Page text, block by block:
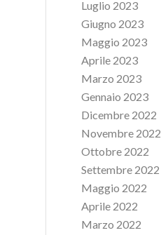
Luglio 2023
Giugno 2023
Maggio 2023
Aprile 2023
Marzo 2023
Gennaio 2023
Dicembre 2022
Novembre 2022
Ottobre 2022
Settembre 2022
Maggio 2022
Aprile 2022
Marzo 2022